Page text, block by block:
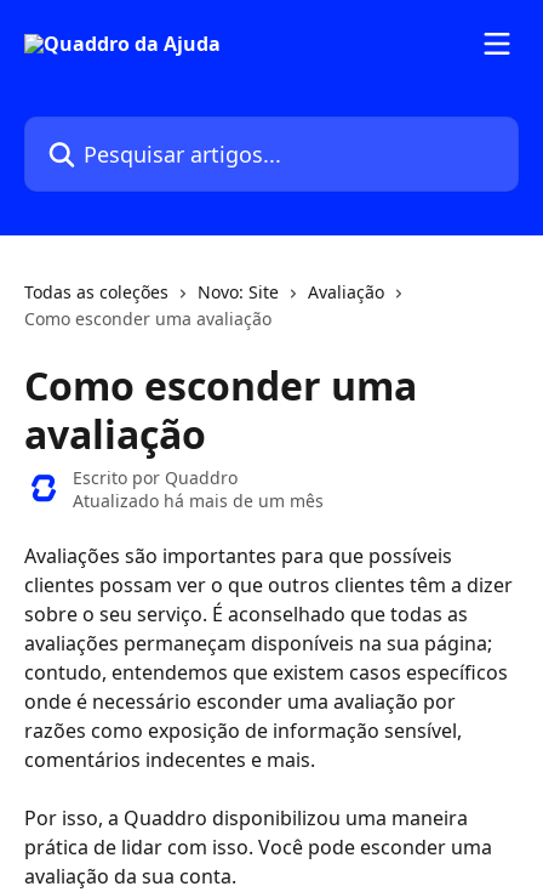
Pesquisar artigos...
Todas as coleções Novo: Site
Avaliação
Como esconder uma avaliação
Como esconder uma
avaliação
Escrito por Quaddro
Atualizado há mais de um mês
Avaliações são importantes para que possíveis
clientes possam ver o que outros clientes têm a dizer
sobre o seu serviço. É aconselhado que todas as
avaliações permaneçam disponíveis na sua página;
contudo, entendemos que existem casos específicos
onde é necessário esconder uma avaliação por
razões como exposição de informação sensível,
comentários indecentes e mais.
Por isso, a Quaddro disponibilizou uma maneira
prática de lidar com isso. Você pode esconder uma
avaliação da sua conta.